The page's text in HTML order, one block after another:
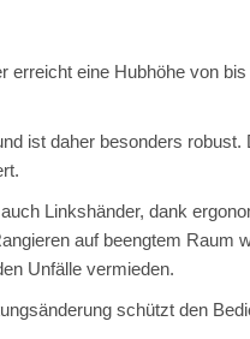
erreicht eine Hubhöhe von
ist daher besonders
Linkshänder, dank
auf beengtem Raum
Unfälle vermieden.
schützt den